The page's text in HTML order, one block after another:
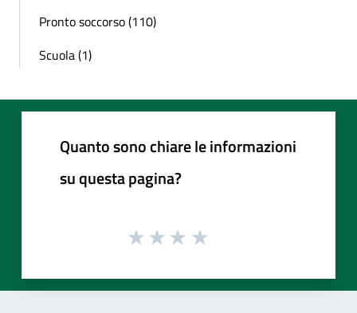
Pronto soccorso (110)
Scuola (1)
Quanto sono chiare le informazioni
su questa pagina?